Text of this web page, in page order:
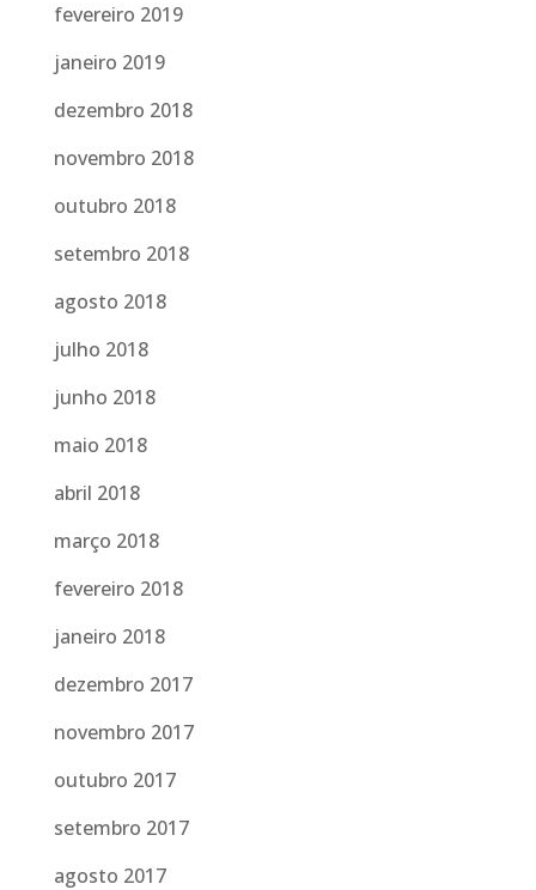
fevereiro 2019
janeiro 2019
dezembro 2018
novembro 2018
outubro 2018
setembro 2018
agosto 2018
julho 2018
junho 2018
maio 2018
abril 2018
março 2018
fevereiro 2018
janeiro 2018
dezembro 2017
novembro 2017
outubro 2017
setembro 2017
agosto 2017